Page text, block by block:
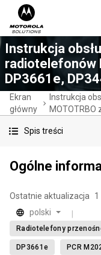
Instrukcja
radiotelefonów
DP3661e,
Ekran
główny
Instrukcja
MOTOTRBO
Spis treści
Ogólne
Ostatnie aktualizacja 1
polski
Radiotelefony
DP3661e PCR